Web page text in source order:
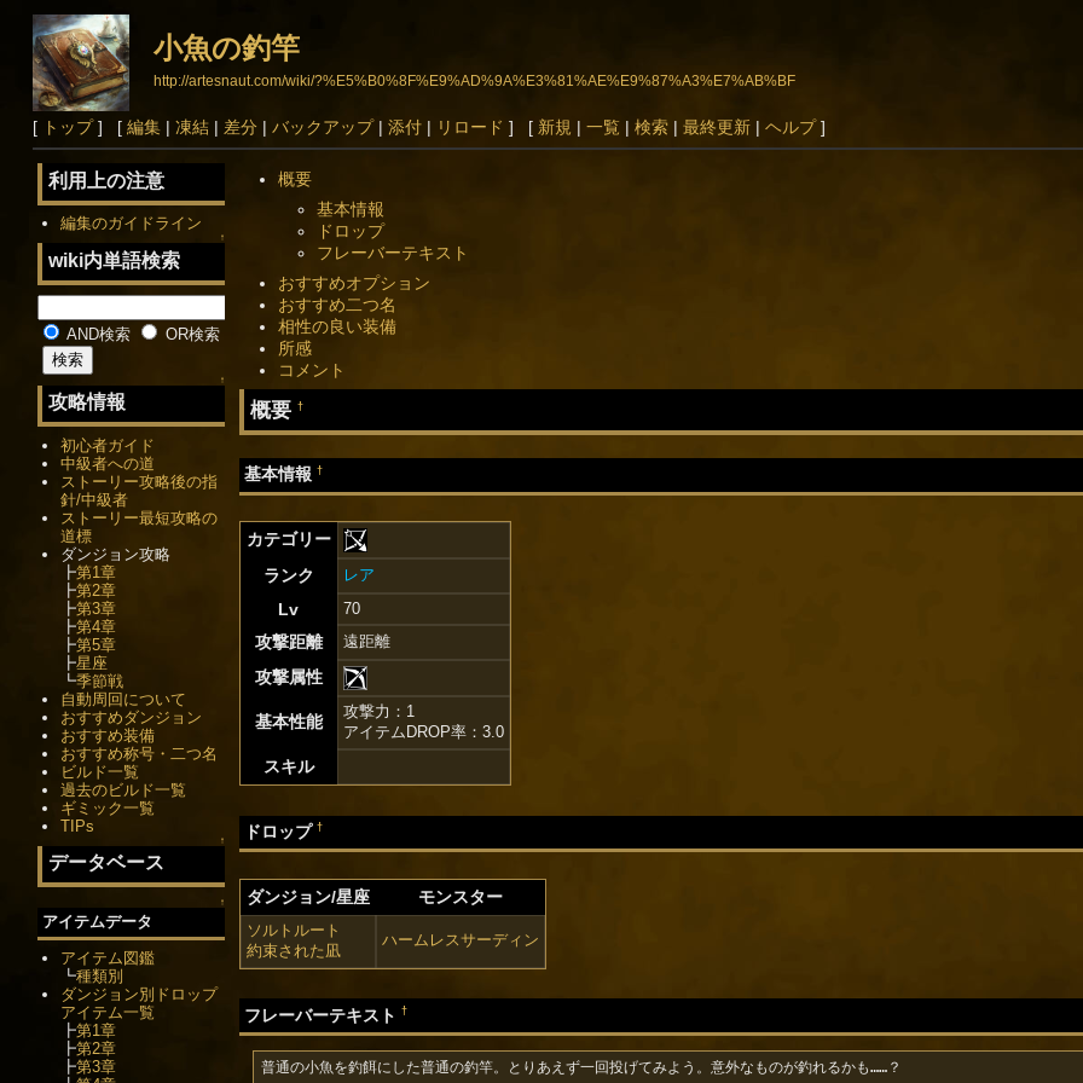
小魚の釣竿
http://artesnaut.com/wiki/?%E5%B0%8F%E9%AD%9A%E3%81%AE%E9%87%A3%E7%AB%BF
[ トップ] [ 編集| 凍結| 差分| バックアップ| 添付| リロード ] [ 新規 | 一覧| 検索| 最終更新| ヘルプ]
概要
基本情報
ドロップ
フレーバーテキスト
おすすめオプション
おすすめ二つ名
相性の良い装備
所感
コメント
概要 †
基本情報 †
カテゴリー
ランク
レア
Lv 70
攻撃距離 遠距離
攻撃属性
基本性能
攻撃力：1
アイテムDROP率：3.0
スキル
ドロップ †
ダンジョン/星座 モンスター
ソルトルート
約束された凪
ハームレスサーディン
フレーバーテキスト †
普通の小魚を釣餌にした普通の釣竿。とりあえず一回投げてみよう。意外なものが釣れるかも……？
利用上の注意
編集のガイドライン
↑
wiki内単語検索
AND検索 OR検索
↑
攻略情報
初心者ガイド
中級者への道
ストーリー攻略後の指
針/中級者
ストーリー最短攻略の
道標
ダンジョン攻略
┣第1章
┣第2章
┣第3章
┣第4章
┣第5章
┣星座
┗季節戦
自動周回について
おすすめダンジョン
おすすめ装備
おすすめ称号・二つ名
ビルド一覧
過去のビルド一覧
ギミック一覧
TIPs
↑
データベース
↑
アイテムデータ
アイテム図鑑
┗種類別
ダンジョン別ドロップ
アイテム一覧
┣第1章
┣第2章
┣第3章